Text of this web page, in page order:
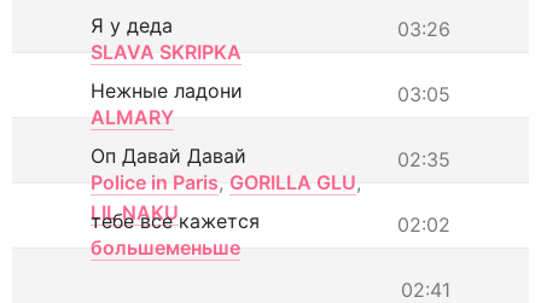
03:26
Я у деда
SLAVA SKRIPKA
03:05
Нежные ладони
ALMARY
02:35
Оп Давай Давай
Police in Paris, GORILLA GLU,
LIL NAKU
02:02
тебе все кажется
большеменьше
02:41